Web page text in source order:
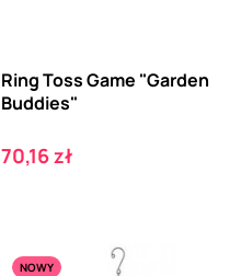
Ring Toss Game "Garden
Buddies"
Cena
70,16 zł
NOWY